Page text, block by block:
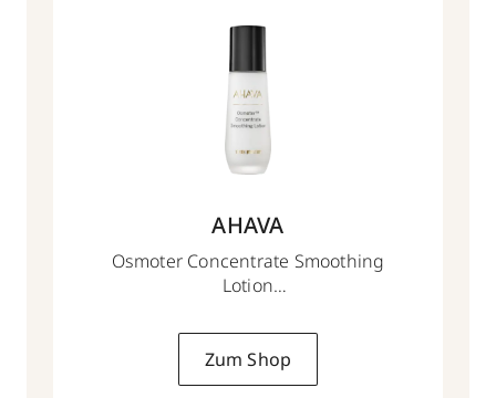
AHAVA
Osmoter Concentrate Smoothing
Lotion
Zum Shop